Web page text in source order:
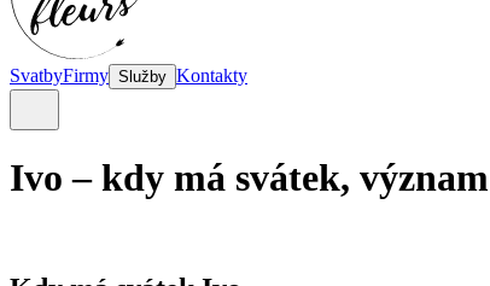
SvatbyFirmy Služby Kontakty
Ivo – kdy má svátek,